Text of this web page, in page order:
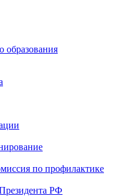
образования
по профилактике
РФ